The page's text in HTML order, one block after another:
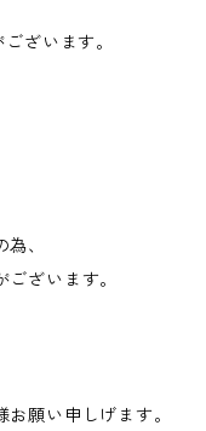
ざいます。
、
ざいます。
願い申しげます。